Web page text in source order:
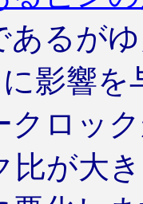
あるが
影響
クロッ
比が大